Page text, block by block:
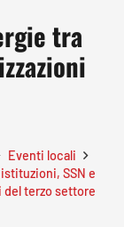
tra
Eventi locali
SSN e
del terzo settore